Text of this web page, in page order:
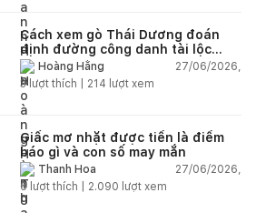
Cách xem gò Thái Dương đoán
định đường công danh tài lộc
theo nhân tướng học
Hoàng Hằng
27/06/2026,
3lượt thích | 214 lượt xem
Giấc mơ nhặt được tiền là điềm
báo gì và con số may mắn
Thanh Hoa
27/06/2026,
6 lượt thích | 2.090 lượt xem